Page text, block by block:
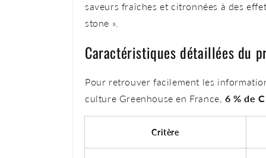
saveurs fraîches et citronnées à des
stone ».
Caractéristiques détaillées du
Pour retrouver facilement les
culture Greenhouse en France,6 % de
Critère